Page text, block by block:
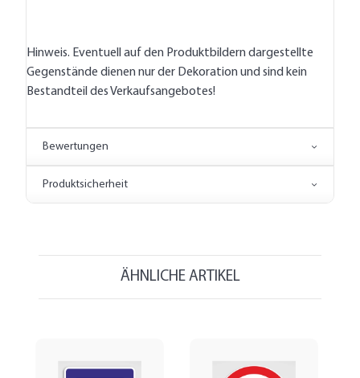
Hinweis. Eventuell auf den Produktbildern dargestellte
Gegenstände dienen nur der Dekoration und sind kein
Bestandteil des Verkaufsangebotes!
Bewertungen
Produktsicherheit
ÄHNLICHE ARTIKEL